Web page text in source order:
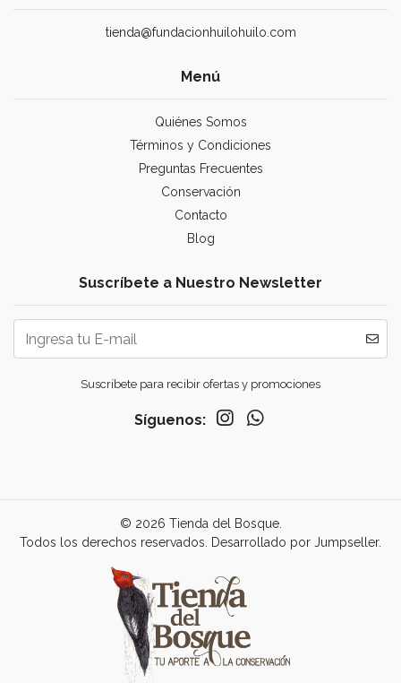
tienda@fundacionhuilohuilo.com
Menú
Quiénes Somos
Términos y Condiciones
Preguntas Frecuentes
Conservación
Contacto
Blog
Suscríbete a Nuestro Newsletter
Suscríbete para recibir ofertas y promociones
Síguenos:
© 2026 Tienda del Bosque.
Todos los derechos reservados.
Desarrollado por Jumpseller.